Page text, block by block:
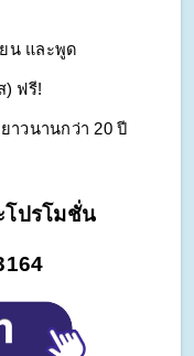
น และพูด
) ฟรี!
าวนานกว่า 20 ปี
โปรโมชั่น